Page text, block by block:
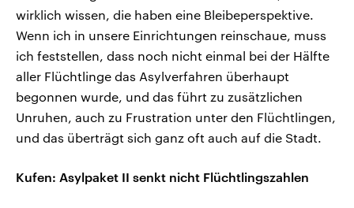
wirklich wissen, die haben eine Bleibeperspektive.
Wenn ich in unsere Einrichtungen reinschaue, muss
ich feststellen, dass noch nicht einmal bei der Hälfte
aller Flüchtlinge das Asylverfahren überhaupt
begonnen wurde, und das führt zu zusätzlichen
Unruhen, auch zu Frustration unter den Flüchtlingen,
und das überträgt sich ganz oft auch auf die Stadt.
Kufen: Asylpaket II senkt nicht Flüchtlingszahlen